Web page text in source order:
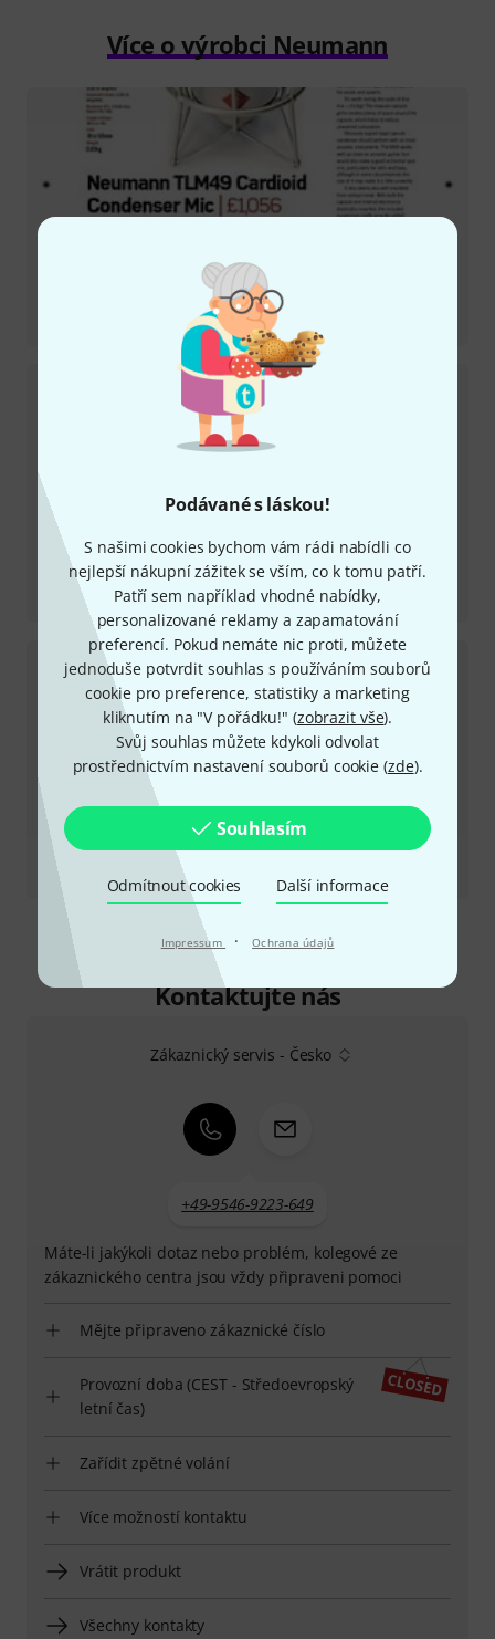
Podávané s láskou!
S našimi cookies bychom vám rádi nabídli co
nejlepší nákupní zážitek se vším, co k tomu patří.
Patří sem například vhodné nabídky,
personalizované reklamy a zapamatování
preferencí. Pokud nemáte nic proti, můžete
jednoduše potvrdit souhlas s používáním souborů
cookie pro preference, statistiky a marketing
kliknutím na "V pořádku!" (zobrazit vše).
Svůj souhlas můžete kdykoli odvolat
prostřednictvím nastavení souborů cookie (zde).
Souhlasím
Odmítnout cookies Další informace
Impressum · Ochrana údajů
Více o výrobci Neumann
Recenze
TLM67
Recenze
Kontaktujte nás
Zákaznický servis - Česko
+49-9546-9223-649
Máte-li jakýkoli dotaz nebo problém, kolegové ze
zákaznického centra jsou vždy připraveni pomoci
Mějte připraveno zákaznické číslo
Provozní doba (CEST - Středoevropský
letní čas)
Zařídit zpětné volání
Více možností kontaktu
Vrátit produkt
Všechny kontakty